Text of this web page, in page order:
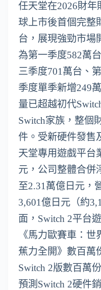
任天堂在2026財年
球上市後首個完整
台，展現強勁市場
為第一季度582萬
三季度701萬台、
季度單季新增249
量已超越初代
Switch家族，整個
件。受新硬件發售
天堂專用遊戲平台
元，公司整體合併
至2.31萬億日元，
3,601億日元（約
面，Switch 2平台
《馬力歐賽車：世
蕉力全開》數百萬
Switch 2版數百萬
預測Switch 2硬件